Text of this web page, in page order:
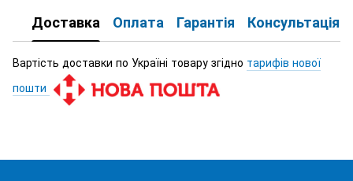
Доставка Оплата Гарантія Консультація
Вартість доставки по Україні товару згідно тарифів нової
пошти